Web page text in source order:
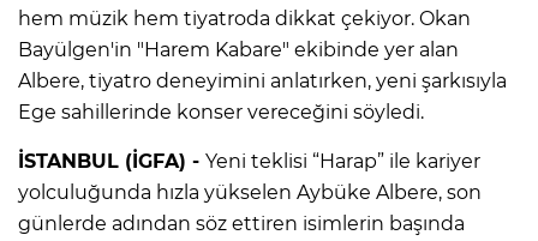
hem müzik hem tiyatroda dikkat çekiyor. Okan
Bayülgen'in "Harem Kabare" ekibinde yer alan
Albere, tiyatro deneyimini anlatırken, yeni şarkısıyla
Ege sahillerinde konser vereceğini söyledi.
İSTANBUL (İGFA) - Yeni teklisi “Harap” ile kariyer
yolculuğunda hızla yükselen Aybüke Albere, son
günlerde adından söz ettiren isimlerin başında